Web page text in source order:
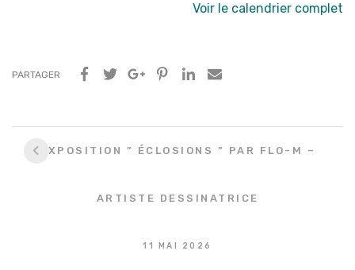
Voir le calendrier complet
PARTAGER
Navigation
entre
EXPOSITION ” ÉCLOSIONS ” PAR FLO-M –
ARTISTE DESSINATRICE
11 MAI 2026